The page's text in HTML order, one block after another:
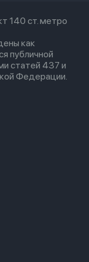
140 ст. метро
как
публичной
статей 437 и
Федерации.